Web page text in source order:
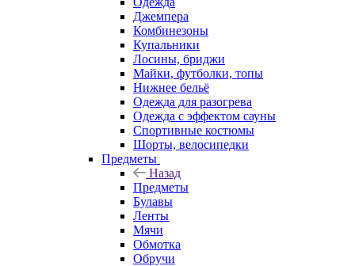
Джемпера
Комбинезоны
Купальники
Лосины, бриджи
Майки, футболки, топы
Нижнее бельё
Одежда для разогрева
Одежда с эффектом сауны
Спортивные костюмы
Шорты, велосипедки
Предметы
Назад
Предметы
Булавы
Ленты
Мячи
Обмотка
Обручи